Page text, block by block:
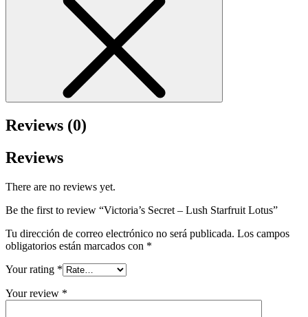
Reviews (0)
Reviews
There are no reviews yet.
Be the first to review “Victoria’s Secret – Lush Starfruit Lotus”
Tu dirección de correo electrónico no será publicada. Los campos
obligatorios están marcados con *
Your rating *
Your review *